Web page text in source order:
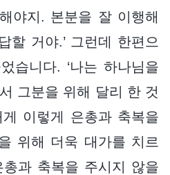
야지. 본분을 잘 이행해
할 거야.’ 그런데 한편으
습니다. ‘나는 하나님을
그분을 위해 달리 한 것
이렇게 은총과 축복을
위해 더욱 대가를 치르
과 축복을 주시지 않을